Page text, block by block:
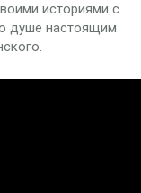
историями с
душе настоящим